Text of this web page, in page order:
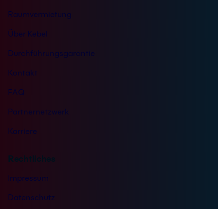
Raumvermietung
Über Kebel
Durchführungsgarantie
Kontakt
FAQ
Partnernetzwerk
Karriere
Rechtliches
Impressum
Datenschutz